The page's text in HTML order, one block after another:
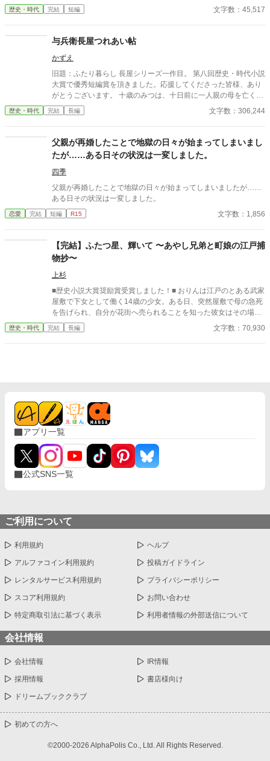
まれ育った八丁堀の組屋敷を出ると、小伝馬町の仕舞屋に居を定
めて一人暮らしを始めた。 月日は流れ、姑の思惑どおり後妻が嫡
だ。 おのれに起こったことは綺麗さっぱり水に流した与岐は、今
では女だてらに離縁を望む町家の女房たちの代わりに亭主どもか
ら去り状（三行半）をもぎ取るなどをする「公事師（くじし）」
の生業（なりわい）をして生計を立てていた。 されどもある日突
然、与岐の仕舞屋にとっくの昔に離縁したはずの元夫・又十蔵が
転がり込んできて—— ※「今宵は遣らずの雨」「大江戸ロミオ&
り捕物帖〜」にうっすらと関連したお話ですが単独でお読みいた
歴史・時代 完結 短編 文字数：45,517
与兵衛長屋つれあい帖
かずえ
旧題：ふたり暮らし 長屋シリーズ一作目。 第八回歴史・時代小説
大賞で優秀短編賞を頂きました。応援してくださった皆様、あり
がとうございます。 十歳のみつは、十日前に一人親の母を亡くし
たばかり。幸い、母の蓄えがあり、自分の裁縫の腕の良さもあっ
て、何とか今まで通り長屋で暮らしていけそうだ。 頼まれた繕い
一人で寂しかったみつは、拾った男の子と二人で暮らし始めた。
歴史・時代 完結 長編 文字数：306,244
父親が再婚したことで地獄の日々が始まってしまいまし
たが……ある日その状況は一変しました。
四季
父親が再婚したことで地獄の日々が始まってしまいましたが……
ある日その状況は一変しました。
恋愛 完結 短編 R15 文字数：1,856
【完結】ふたつ星、輝いて 〜あやし兄弟と町娘の江戸捕
物抄〜
上杉
■歴史小説大賞奨励賞受賞しました！■ おりんは江戸のとある武家
屋敷で下女として働く14歳の少女。ある日、突然屋敷で母の急死
を告げられ、自分が花街へ売られることを知った彼女はその場か
ら逃げだした。 母は殺されたのかもしれない――そんな絶望のど
ん底にいたおりんに声をかけたのは、奉行所で同心として働く有
り――。 とある秘密を抱えた兄弟と町娘おりんの紡ぐ江戸捕物抄
です！お楽しみください！ ※フィクションです。 ※周辺の歴史事
件などは、史実を踏んでいます。 皆さまご評価頂きありがとうご
ざいました。大変嬉しいです！ 今後も精進してまいります！
歴史・時代 完結 長編 文字数：70,930
アプリ一覧
公式SNS一覧
ご利用について
利用規約 ヘルプ
アルファコイン利用規約 投稿ガイドライン
レンタルサービス利用規約 プライバシーポリシー
スコア利用規約 お問い合わせ
特定商取引法に基づく表示 利用者情報の外部送信について
会社情報
会社情報 IR情報
採用情報 書店様向け
ドリームブッククラブ
初めての方へ
©2000-2026 AlphaPolis Co., Ltd. All Rights Reserved.